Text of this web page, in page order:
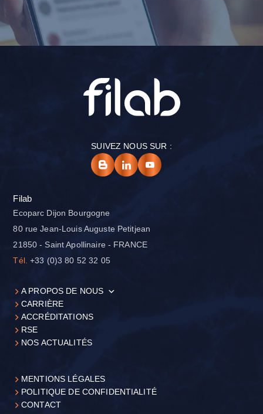
SUIVEZ NOUS SUR :
Filab
Ecoparc Dijon Bourgogne
80 rue Jean-Louis Auguste Petitjean
21850 - Saint Apollinaire - FRANCE
Tél. +33 (0)3 80 52 32 05
A PROPOS DE NOUS
CARRIÈRE
ACCRÉDITATIONS
RSE
NOS ACTUALITÉS
MENTIONS LÉGALES
POLITIQUE DE CONFIDENTIALITÉ
CONTACT